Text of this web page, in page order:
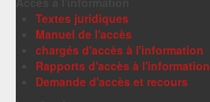
Textes juridiques
Manuel de l'accès
chargés d'accès à l'information
Rapports d'accès à l'information
Demande d'accès et recours